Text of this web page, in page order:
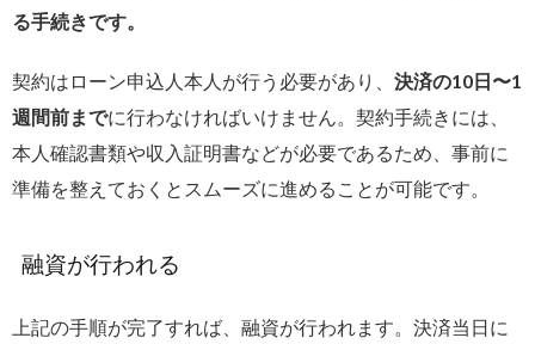
る手続きです。
契約はローン申込人本人が行う必要があり、 決済の10日〜1
週間前までに行わなければいけません。契約手続きには、
本人確認書類や収入証明書などが必要であるため、事前に
準備を整えておくとスムーズに進めることが可能です。
融資が行われる
上記の手順が完了すれば、融資が行われます。決済当日に